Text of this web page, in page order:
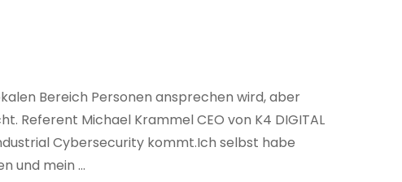
Bereich Personen ansprechen wird, aber
Referent Michael Krammel CEO von K4 DIGITAL
Cybersecurity kommt.Ich selbst habe
und mein …